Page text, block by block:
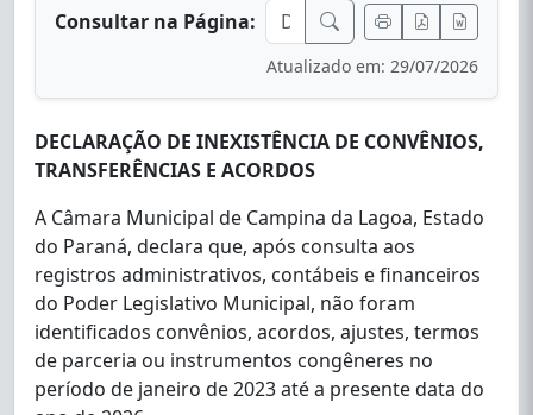
Consultar na Página:
Atualizado em: 29/07/2026
DECLARAÇÃO DE INEXISTÊNCIA DE CONVÊNIOS,
TRANSFERÊNCIAS E ACORDOS
A Câmara Municipal de Campina da Lagoa, Estado
do Paraná, declara que, após consulta aos
registros administrativos, contábeis e financeiros
do Poder Legislativo Municipal, não foram
identificados convênios, acordos, ajustes, termos
de parceria ou instrumentos congêneres no
período de janeiro de 2023 até a presente data do